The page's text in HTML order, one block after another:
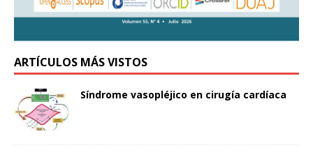
ARTÍCULOS MÁS VISTOS
Síndrome vasopléjico en cirugía cardíaca